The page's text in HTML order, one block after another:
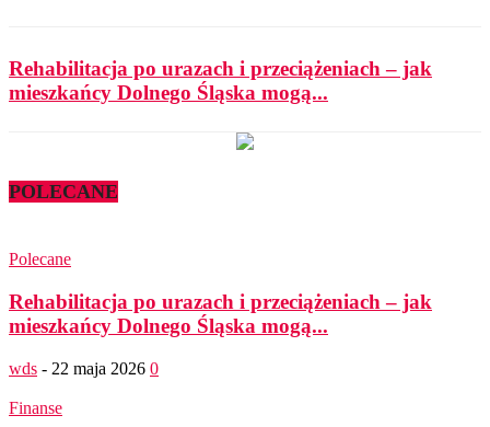
Rehabilitacja po urazach i przeciążeniach – jak
mieszkańcy Dolnego Śląska mogą...
POLECANE
Polecane
Rehabilitacja po urazach i przeciążeniach – jak
mieszkańcy Dolnego Śląska mogą...
wds - 22 maja 2026 0
Finanse